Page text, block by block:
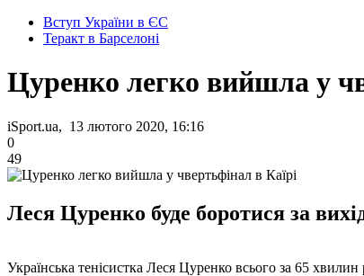
Вступ України в ЄС
Теракт в Барселоні
Цуренко легко вийшла у
iSport.ua, 13 лютого 2020, 16:16
0
49
Леся Цуренко буде боротися за
Українська тенісистка Леся Цуренко всього за 65